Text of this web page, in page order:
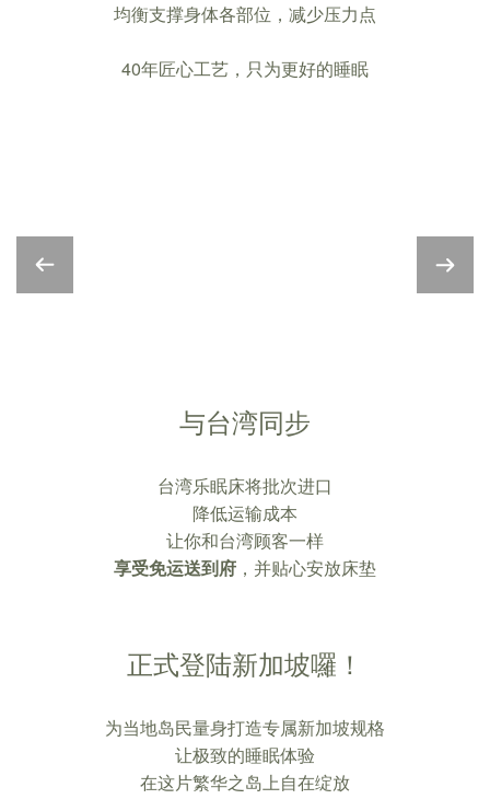
均衡支撑身体各部位，减少压力点
40年匠心工艺，只为更好的睡眠
与台湾同步
台湾乐眠床将批次进口
降低运输成本
让你和台湾顾客一样
享受免运送到府 ，并贴心安放床垫
正式登陆新加坡囉！
为当地岛民量身打造专属新加坡规格
让极致的睡眠体验
在这片繁华之岛上自在绽放